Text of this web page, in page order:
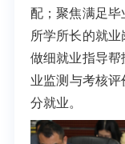
配；聚焦满足
所学所长的就
做细就业指导
业监测与考核
分就业。